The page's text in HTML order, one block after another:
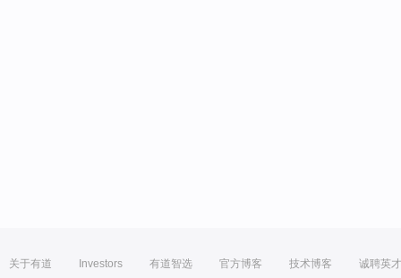
关于有道 Investors 有道智选 官方博客 技术博客 诚聘英才